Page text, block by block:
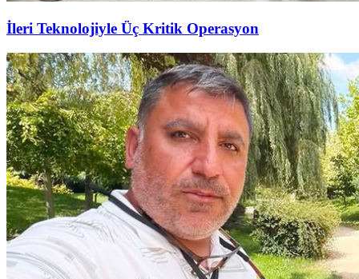
İleri Teknolojiyle Üç Kritik Operasyon